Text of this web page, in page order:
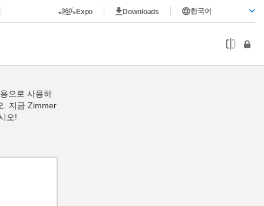
Expo Downloads 한국어
으로 사용하
. 지금 Zimmer
오!